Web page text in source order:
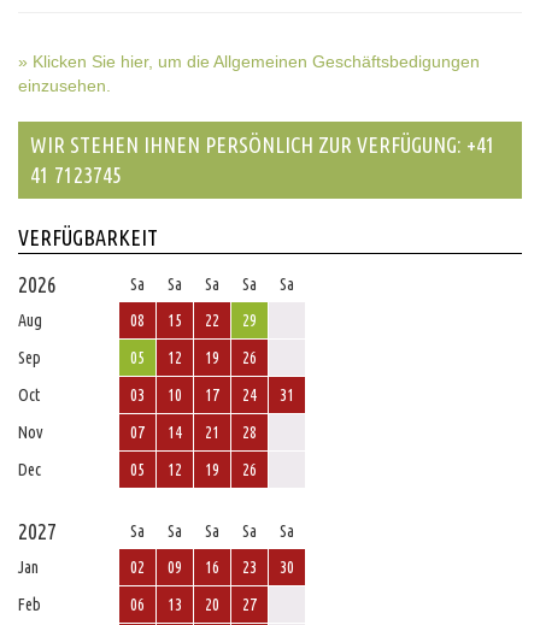
» Klicken Sie hier, um die Allgemeinen Geschäftsbedigungen
einzusehen.
WIR STEHEN IHNEN PERSÖNLICH ZUR VERFÜGUNG: +41
41 7123745
VERFÜGBARKEIT
2026
Sa Sa Sa Sa
Sa
Aug
08 15 22
29
Sep
05 12 19
26
Oct
03 10 17 24
31
Nov
07 14 21
28
Dec
05 12 19 26
2027 Sa Sa Sa Sa
Sa
Jan
02 09 16 23
30
Feb
06 13 20
27